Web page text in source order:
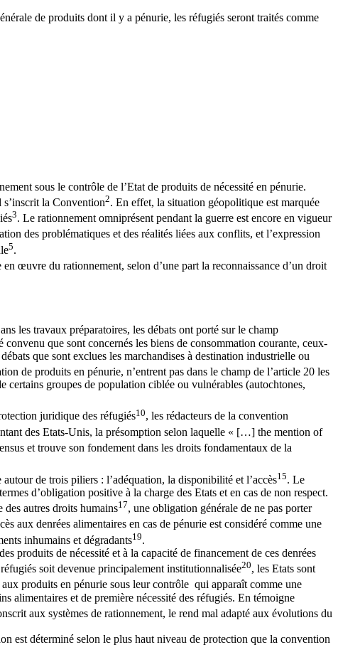
de produits dont il y a pénurie, les réfugiés seront traités comme
sous le contrôle de l’Etat de produits de nécessité en pénurie.
s’inscrit la Convention2. En effet, la situation géopolitique est marquée
3. Le rationnement omniprésent pendant la guerre est encore en vigueur
des problématiques et des réalités liées aux conflits, et l’expression
5.
œuvre du rationnement, selon d’une part la reconnaissance d’un droit
les travaux préparatoires, les débats ont porté sur le champ
que sont concernés les biens de consommation courante, ceux-
que sont exclues les marchandises à destination industrielle ou
de produits en pénurie, n’entrent pas dans le champ de l’article 20 les
groupes de population ciblée ou vulnérables (autochtones,
juridique des réfugiés10, les rédacteurs de la convention
des Etats-Unis, la présomption selon laquelle « […] the mention of
et trouve son fondement dans les droits fondamentaux de la
autour de trois piliers : l’adéquation, la disponibilité et l’accès15. Le
d’obligation positive à la charge des Etats et en cas de non respect.
des autres droits humains17, une obligation générale de ne pas porter
aux denrées alimentaires en cas de pénurie est considéré comme une
inhumains et dégradants19.
produits de nécessité et à la capacité de financement de ces denrées
soit devenue principalement institutionnalisée20, les Etats sont
produits en pénurie sous leur contrôle qui apparaît comme une
alimentaires et de première nécessité des réfugiés. En témoigne
aux systèmes de rationnement, le rend mal adapté aux évolutions du
est déterminé selon le plus haut niveau de protection que la convention